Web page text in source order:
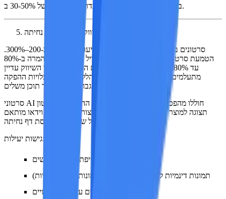
רואים בדרך כלל ירידה של 30-50% ב-CPA ברבעון הראשון.
שיווק בדוא"ל ודפי נחיתה
סרטונים במיילים יכולים להגדיל את שיעורי הקליקים ב-200–300%.
הטמעת סרטונים בדפי נחיתה יכולה להגדיל את שיעורי ההמרה ב-80%
עד 80%. למרות הנתונים המרשימים הללו, רוב צוותי השיווק עדיין
מתעלמים מסרטונים בשני הערוצים הללו, בטענה שעלויות ההפקה
סרטוני AI חוללו מהפכה בחישוב זה. כאשר עלות ההפקה של סרטון
תצוגה למוצר נמוכה עד כדי 2 ין, ניתן ליצור בקלות תוכן וידאו מותאם
גישות יעילות:
אנימציות לחשיפת מוצרים חדשים
תמונות דינמיות לדף הנחיתה (במקום תמונות באנר סטטיות)
תמונות לקמפיינים עונתיים חודשיים